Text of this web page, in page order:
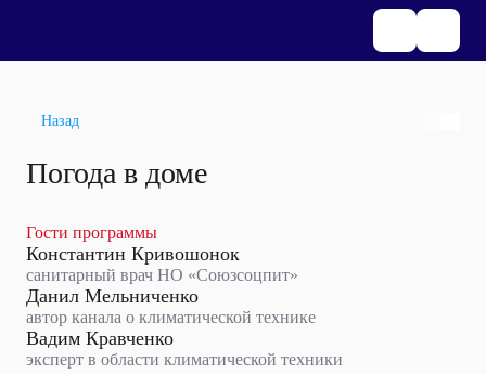
Назад
Погода в доме
Гости программы
Константин Кривошонок
санитарный врач НО «Союзсоцпит»
Данил Мельниченко
автор канала о климатической технике
Вадим Кравченко
эксперт в области климатической техники